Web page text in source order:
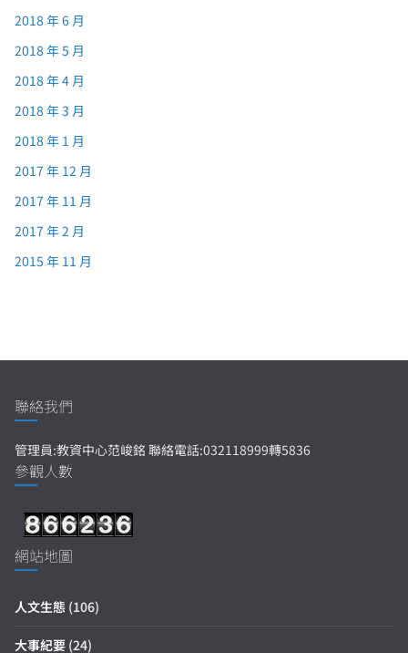
2018 年 6 月
2018 年 5 月
2018 年 4 月
2018 年 3 月
2018 年 1 月
2017 年 12 月
2017 年 11 月
2017 年 2 月
2015 年 11 月
聯絡我們
管理員:教資中心范峻銘 聯絡電話:032118999轉5836
參觀人數
網站地圖
人文生態 (106)
大事紀要 (24)